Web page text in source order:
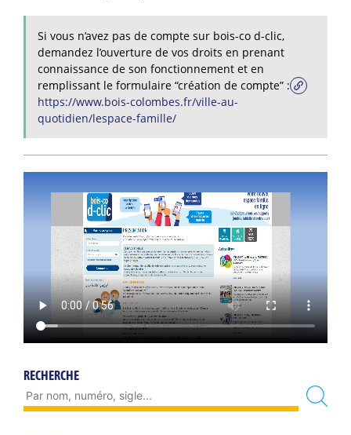
Si vous n’avez pas de compte sur bois-co d-clic,
demandez l’ouverture de vos droits en prenant
connaissance de son fonctionnement et en
remplissant le formulaire “création de compte” :
https://www.bois-colombes.fr/ville-au-
quotidien/lespace-famille/
RECHERCHE